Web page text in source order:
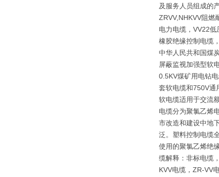
及服务人员组成的
ZRVV,NHKVV阻燃
电力电缆，VV22
橡胶绝缘控制电缆
中华人民共和国煤
屏蔽监视加强型软
0.5KV煤矿用电钻
套软电缆和750V通
软电缆适用于交流
电缆分为聚氯乙烯
市改造和建设中地
泛。塑料控制电缆
使用的聚氯乙烯绝
缆解释：非标电缆
KVV电缆，ZR-VV